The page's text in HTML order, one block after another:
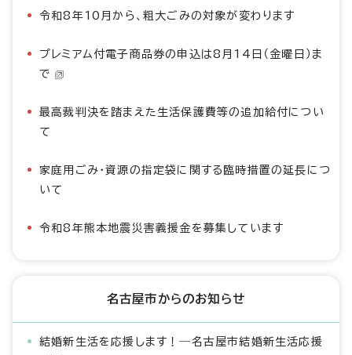
令和8年10月から、粗大ごみの対象が変わります
プレミアム付電子商品券の申込は8月14日（金曜日）ま
で
最高裁判決を踏まえた生活保護費等の追加給付につい
て
家庭用ごみ・資源の指定袋に関する臨時措置の延長につ
いて
令和8年熊本地震災害義援金を募集しています
名古屋市からのお知らせ
結婚新生活を応援します！―名古屋市結婚新生活応援